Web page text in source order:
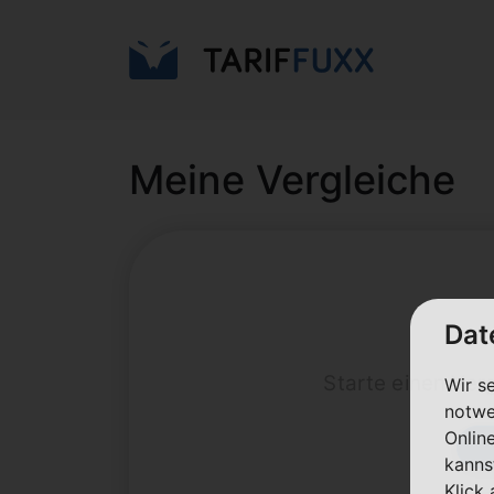
Meine Vergleiche
Starte einenWir